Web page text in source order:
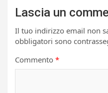
Lascia un
Il tuo indirizzo email non
obbligatori sono
Commento *